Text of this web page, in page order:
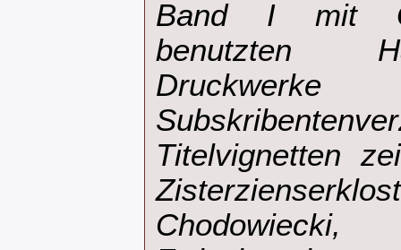
Band I mit
benutzten
Titelvignetten